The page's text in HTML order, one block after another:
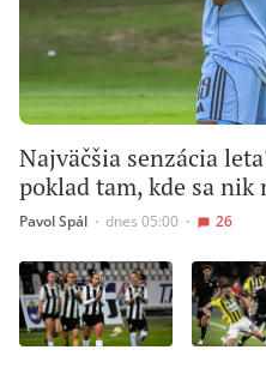
Najväčšia senzácia
poklad tam, kde sa nik
Pavol Spál ∙ dnes 05:00 ∙ 26